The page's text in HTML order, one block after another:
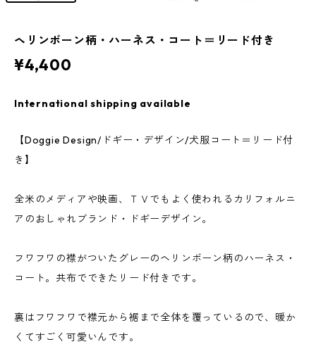
ヘリンボーン柄・ハーネス・コート＝リード付き
¥4,400
International shipping available
【Doggie Design/ドギー・デザイン/犬服コート＝リード付
き】
全米のメディアや映画、ＴＶでもよく使われるカリフォルニ
アのおしゃれブランド・ドギーデザイン。
フワフワの襟がついたグレーのヘリンボーン柄のハーネス・
コート。共布でできたリード付きです。
裏はフワフワで襟元から裾まで全体を覆っているので、暖か
くてすごく可愛いんです。